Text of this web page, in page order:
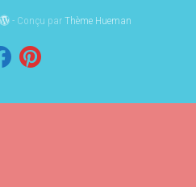
- Conçu parThème Hueman